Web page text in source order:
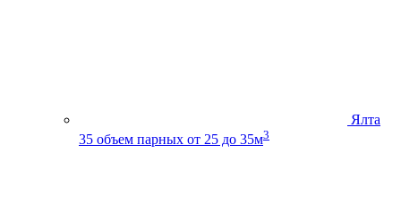
Ялта
35 объем парных от 25 до 35м3